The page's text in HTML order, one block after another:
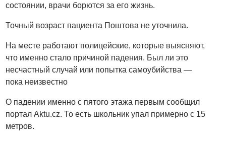
состоянии, врачи борются за его жизнь.
Точный возраст пациента Поштова не уточнила.
На месте работают полицейские, которые выясняют,
что именно стало причиной падения. Был ли это
несчастный случай или попытка самоубийства —
пока неизвестно
О падении именно с пятого этажа первым сообщил
портал Aktu.cz. То есть школьник упал примерно с 15
метров.